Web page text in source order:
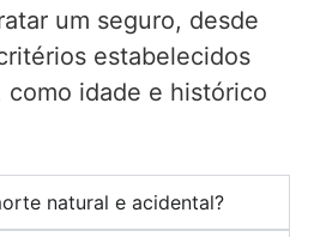
um seguro, desde
estabelecidos
como idade e histórico
natural e acidental?